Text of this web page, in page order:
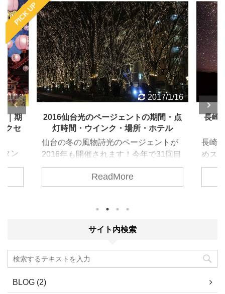
PICK UP
1/18
｜期
クセ
タン
れま
報に
ハウ
リー
2017/1/16
2016仙台光のページェントの期間・点
灯時間・ウインク・場所・ホテル
仙台の冬の風物詩光のページェントが
2016年も開催されます！今年で31回目
となる光のページェントの期間・点灯
時間・ウインク・場所・ホテルについ
ReadMore
長崎
長崎
めス
星群
長崎
スポ
ます
サイト内検索
BLOG (2)